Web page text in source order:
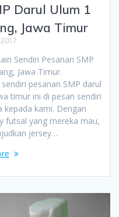
Darul Ulum 1
Jawa Timur
Sendiri Pesanan SMP
Jawa Timur.
pesanan SMP darul
timur ini di pesan sendiri
kepada kami. Dengan
futsal yang mereka mau,
jersey…